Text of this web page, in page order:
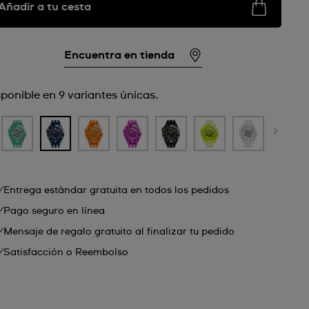
a tu cesta
Encuentra en tienda
en 9 variantes únicas.
Entrega estándar gratuita en todos los pedidos
Pago seguro en línea
Mensaje de regalo gratuito al finalizar tu pedido
Satisfacción o Reembolso